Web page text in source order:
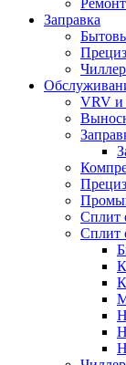
Заправка
VRV и
Сплит
Сплит